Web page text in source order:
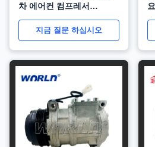
차 에어컨 컴프레서
SL600 스프린터 비토 3.2
WXMB008
지금 질문 하십시오